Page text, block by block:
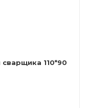
110*90